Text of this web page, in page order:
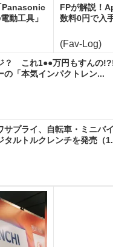
Panasonic
動工具」
FPが解説！
数料0円で入
(Fav-Log)
？ これ1●●万円もすんの
の「本気インパクトレン...
サプライ、自転車・ミニバ
タルトルクレンチを発売（